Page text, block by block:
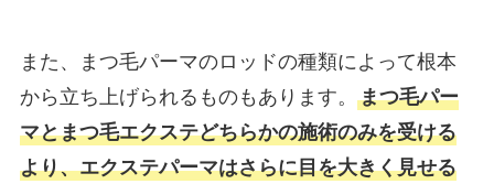
また、まつ毛パーマのロッドの種類によって根本
から立ち上げられるものもあります。 まつ毛パー
マとまつ毛エクステどちらかの施術のみを受ける
より、エクステパーマはさらに目を大きく見せる